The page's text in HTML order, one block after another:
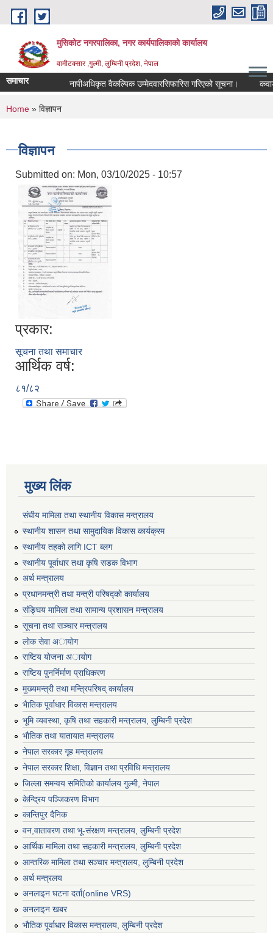
Skip to main content
मुसिकोट नगरपालिका, नगर कार्यपालिकाकाे कार्यालय
वामीटक्सार ,गुल्मी, लुम्बिनी प्रदेश, नेपाल
समाचार नापीअधिकृत वैकल्पिक उम्मेदवारसिफारिस गरिएको सूचना। कवाडी
You are here
Home » विज्ञापन
विज्ञापन
Submitted on: Mon, 03/10/2025 - 10:57
प्रकार:
सूचना तथा समाचार
आर्थिक वर्ष:
८१/८२
मुख्य लिंक
संघीय मामिला तथा स्थानीय विकास मन्त्रालय
स्थानीय शासन तथा सामुदायिक विकास कार्यक्रम
स्थानीय तहको लागि ICT ब्लग
स्थानीय पूर्वाधार तथा कृषि सडक विभाग
अर्थ मन्त्रालय
प्रधानमन्त्री तथा मन्त्री परिषद्काे कार्यालय
संङ्घिय मामिला तथा सामान्य प्रशासन मन्त्रालय
सूचना तथा सञ्चार मन्त्रालय
लाेक सेवा अायाेग
राष्टिय याेजना अायाेग
राष्टिय पुनर्निर्माण प्राधिकरण
मुख्यमन्त्री तथा मन्त्रिपरिषद् कार्यालय
भैातिक पूर्वाधार विकास मन्त्रालय
भूमि व्यवस्था, कृषि तथा सहकारी मन्त्रालय, लु्म्बिनी प्रदेश
भाैतिक तथा यातायात मन्त्रालय
नेपाल सरकार गृह मन्त्रालय
नेपाल सरकार शिक्षा, विज्ञान तथा प्रविधि मन्त्रालय
जिल्ला समन्वय समितिको कार्यालय गुल्मी, नेपाल
केन्द्रिय पञ्जिकरण विभाग
कान्तिपुर दैनिक
वन,वातावरण तथा भू-संरक्षण मन्त्रालय, लुम्बिनी प्रदेश
आर्थिक मामिला तथा सहकारी मन्त्रालय, लुम्बिनी प्रदेश
आन्तरिक मामिला तथा सञ्चार मन्त्रालय, लुम्बिनी प्रदेश
अर्थ मन्त्रलय
अनलाइन घटना दर्ता(online VRS)
अनलाइन खबर
भौतिक पूर्वाधार विकास मन्त्रालय, लुम्बिनी प्रदेश